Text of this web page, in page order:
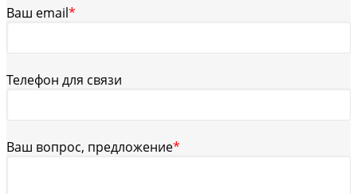
Ваш email*
Телефон для связи
Ваш вопрос, предложение*